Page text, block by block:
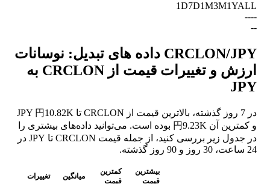
1D7D1M3M1YALL
--
--
--
CRCLON/JPY داده های تبدیل: نوسانات
ارزش و تغییرات قیمت از CRCLON به
JPY
در 7 روز گذشته، بالاترین قیمت از CRCLON تا JPY 円10.82K
و کمترین آن 円9.23K بوده است. می‌توانید داده‌های بیشتری را
در جدول زیر بررسی کنید، از جمله قیمت CRCLON تا JPY در
24 ساعت، 30 روز و 90 روز گذشته.
بیشترین
قیمت
کمترین
قیمت
میانگین تغییرات